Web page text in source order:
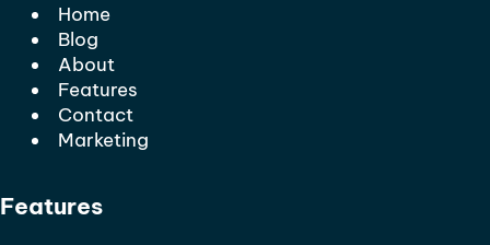
Home
Blog
About
Features
Contact
Marketing
Features